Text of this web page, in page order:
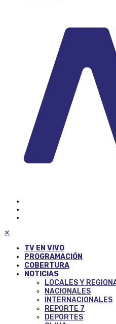
✕
TV EN VIVO
PROGRAMACIÓN
COBERTURA
NOTICIAS
LOCALES Y
NACIONALES
INTERNACIONALES
REPORTE 7
DEPORTES